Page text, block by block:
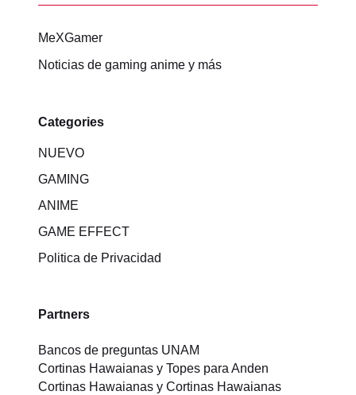
MeXGamer
Noticias de gaming anime y más
Categories
NUEVO
GAMING
ANIME
GAME EFFECT
Politica de Privacidad
Partners
Bancos de preguntas UNAM
Cortinas Hawaianas y Topes para Anden
Cortinas Hawaianas y Cortinas Hawaianas